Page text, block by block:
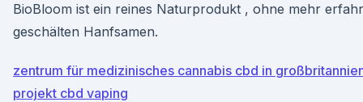
BioBloom ist ein reines Naturprodukt , ohne mehr
geschälten Hanfsamen.
zentrum für medizinisches cannabis cbd in
projekt cbd vaping